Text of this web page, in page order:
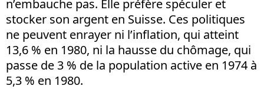
n’embauche pas. Elle préfère spéculer et
stocker son argent en Suisse. Ces politiques
ne peuvent enrayer ni l’inflation, qui atteint
13,6 % en 1980, ni la hausse du chômage, qui
passe de 3 % de la population active en 1974 à
5,3 % en 1980.